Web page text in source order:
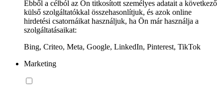
Ebből a célból az Ön titkosított személyes adatait a következő
külső szolgáltatókkal összehasonlítjuk, és azok online
hirdetési csatornáikat használjuk, ha Ön már használja a
szolgáltatásaikat:
Bing, Criteo, Meta, Google, LinkedIn, Pinterest, TikTok
Marketing